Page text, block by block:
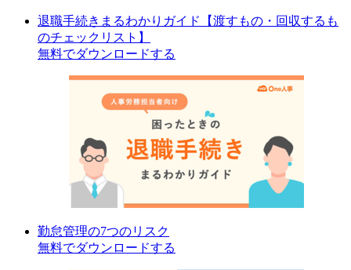
退職手続きまるわかりガイド【渡すもの・回収するも
のチェックリスト】
無料でダウンロードする
勤怠管理の7つのリスク
無料でダウンロードする